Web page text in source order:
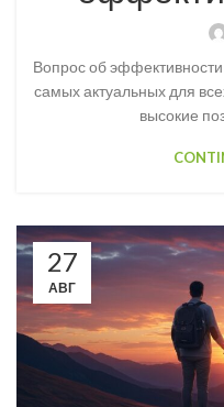
Вопрос об
самых актуальных для
высокие
27
АВГ